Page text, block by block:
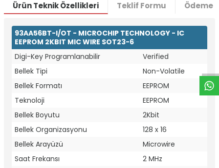
W
h
t
a
p
p
D
e
s
e
H
a
t
t
Ürün Teknik Özellikleri Teklif Formu Ödeme
93AA56BT-I/OT - MICROCHIP TECHNOLOGY - IC
EEPROM 2KBIT MIC WIRE SOT23-6
Digi-Key Programlanabilir
Verified
Bellek Tipi
Non-Volatile
Bellek Formatı
EEPROM
Teknoloji
EEPROM
Bellek Boyutu
2Kbit
Bellek Organizasyonu
128 x 16
Bellek Arayüzü
Microwire
Saat Frekansı
2 MHz